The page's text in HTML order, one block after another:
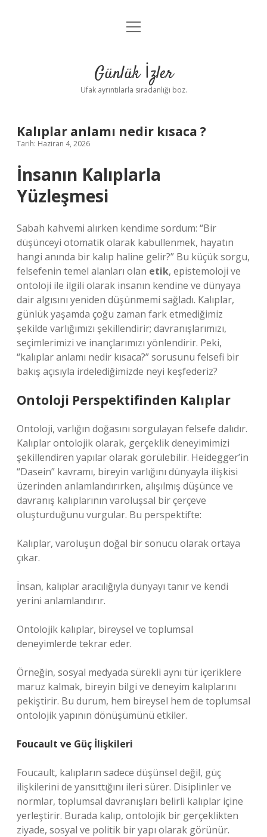
Anasayfa
Yasal Uyarı
menüyü
Günlük İzler
Ufak ayrıntılarla sıradanlığı boz.
Kalıplar anlamı nedir kısaca ?
Tarih: Haziran 4, 2026
İnsanın Kalıplarla
Yüzleşmesi
Sabah kahvemi alırken kendime sordum: “Bir
düşünceyi otomatik olarak kabullenmek, hayatın
hangi anında bir kalıp haline gelir?” Bu küçük sorgu,
felsefenin temel alanları olan etik, epistemoloji ve
ontoloji ile ilgili olarak insanın kendine ve dünyaya
dair algısını yeniden düşünmemi sağladı. Kalıplar,
günlük yaşamda çoğu zaman fark etmediğimiz
şekilde varlığımızı şekillendirir; davranışlarımızı,
seçimlerimizi ve inançlarımızı yönlendirir. Peki,
“kalıplar anlamı nedir kısaca?” sorusunu felsefi bir
bakış açısıyla irdelediğimizde neyi keşfederiz?
Ontoloji Perspektifinden Kalıplar
Ontoloji, varlığın doğasını sorgulayan felsefe dalıdır.
Kalıplar ontolojik olarak, gerçeklik deneyimimizi
şekillendiren yapılar olarak görülebilir. Heidegger’in
“Dasein” kavramı, bireyin varlığını dünyayla ilişkisi
üzerinden anlamlandırırken, alışılmış düşünce ve
davranış kalıplarının varoluşsal bir çerçeve
oluşturduğunu vurgular. Bu perspektifte:
Kalıplar, varoluşun doğal bir sonucu olarak ortaya
çıkar.
İnsan, kalıplar aracılığıyla dünyayı tanır ve kendi
yerini anlamlandırır.
Ontolojik kalıplar, bireysel ve toplumsal
deneyimlerde tekrar eder.
Örneğin, sosyal medyada sürekli aynı tür içeriklere
maruz kalmak, bireyin bilgi ve deneyim kalıplarını
pekiştirir. Bu durum, hem bireysel hem de toplumsal
ontolojik yapının dönüşümünü etkiler.
Foucault ve Güç İlişkileri
Foucault, kalıpların sadece düşünsel değil, güç
ilişkilerini de yansıttığını ileri sürer. Disiplinler ve
normlar, toplumsal davranışları belirli kalıplar içine
yerleştirir. Burada kalıp, ontolojik bir gerçeklikten
ziyade, sosyal ve politik bir yapı olarak görünür.